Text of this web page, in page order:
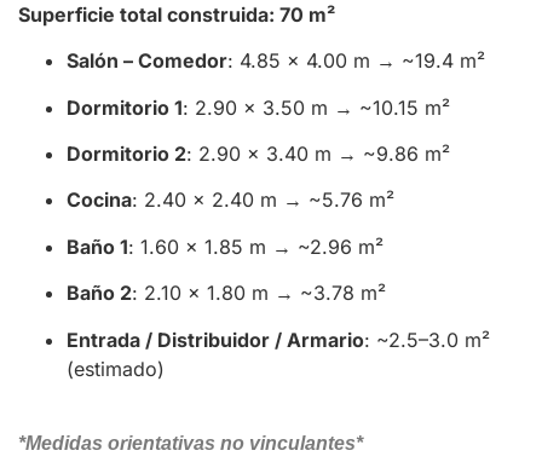
Superficie total construida: 70 m²
Salón – Comedor: 4.85 × 4.00 m → ~19.4 m²
Dormitorio 1: 2.90 × 3.50 m → ~10.15 m²
Dormitorio 2: 2.90 × 3.40 m → ~9.86 m²
Cocina: 2.40 × 2.40 m → ~5.76 m²
Baño 1: 1.60 × 1.85 m → ~2.96 m²
Baño 2: 2.10 × 1.80 m → ~3.78 m²
Entrada / Distribuidor / Armario: ~2.5–3.0 m²
(estimado)
*Medidas orientativas no vinculantes*